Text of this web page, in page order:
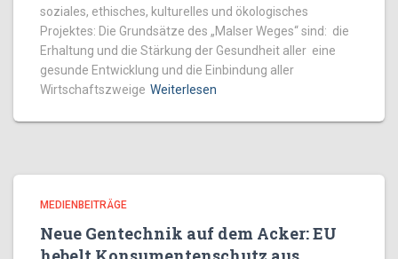
soziales, ethisches, kulturelles und ökologisches
Projektes: Die Grundsätze des „Malser Weges“ sind: die
Erhaltung und die Stärkung der Gesundheit aller eine
gesunde Entwicklung und die Einbindung aller
Wirtschaftszweige Weiterlesen
MEDIENBEITRÄGE
Neue Gentechnik auf dem Acker: EU